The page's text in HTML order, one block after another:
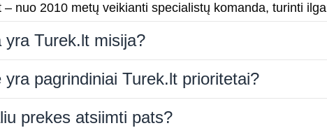
– nuo 2010 metų veikianti specialistų komanda, turinti
yra Turek.lt misija?
yra pagrindiniai Turek.lt prioritetai?
prekes atsiimti pats?